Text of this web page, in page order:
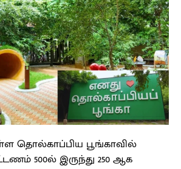
தொல்காப்பிய பூங்காவில்
500ல் இருந்து 250 ஆக